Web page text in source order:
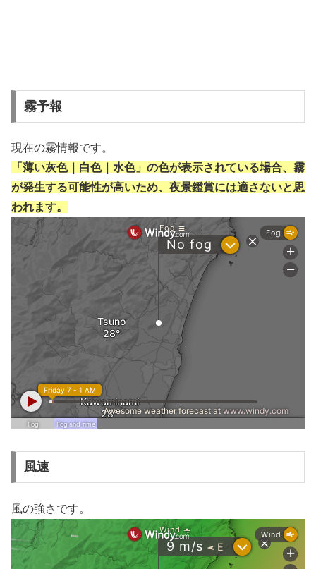
霧予報
現在の霧情報です。
「薄い灰色｜白色｜水色」の色が表示されている場合、霧
が発生する可能性が高いため、夜景鑑賞には適さないと思
われます。
風速
風の強さです。